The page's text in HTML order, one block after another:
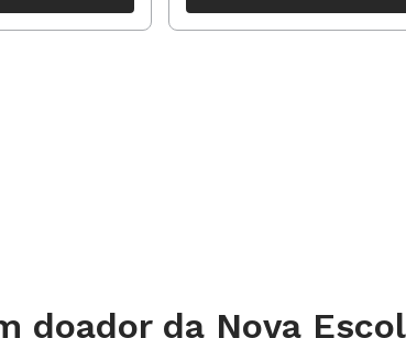
doador da Nova